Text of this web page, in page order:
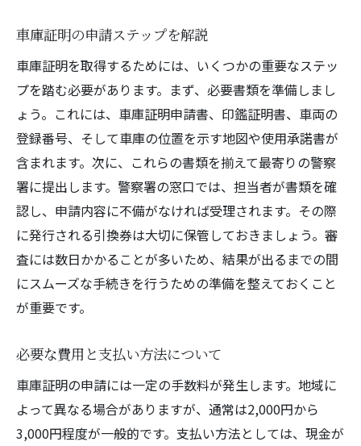
車庫証明の申請ステップを解説
車庫証明を取得するためには、いくつかの重要なステッ
プを踏む必要があります。まず、必要書類を準備しまし
ょう。これには、車庫証明申請書、印鑑証明書、車両の
登録番号、そして車庫の位置を示す地図や使用承諾書が
含まれます。次に、これらの書類を揃えて最寄りの警察
署に提出します。警察署の窓口では、担当者が書類を確
認し、申請内容に不備がなければ受理されます。その際
に発行される引換券は大切に保管しておきましょう。審
査には数日かかることが多いため、結果が出るまでの間
にスムーズな手続きを行うための準備を整えておくこと
が重要です。
必要な費用と支払い方法について
車庫証明の申請には一定の手数料が発生します。地域に
よって異なる場合がありますが、通常は2,000円から
3,000円程度が一般的です。支払い方法としては、現金が